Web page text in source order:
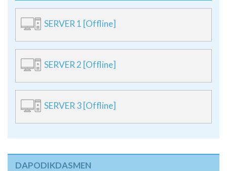
SERVER 1 [Offline]
SERVER 2 [Offline]
SERVER 3 [Offline]
DAPODIKDASMEN